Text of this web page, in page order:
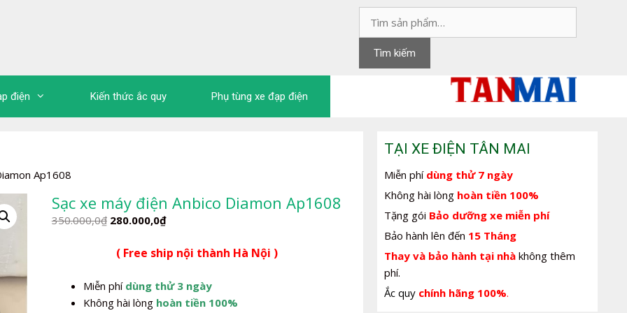
kiếm:
Tìm kiếm
điện Kiến thức ắc quy Phụ tùng xe đạp điện
Ap1608
Sạc xe máy điện Anbico Diamon Ap1608
350.000,0₫ Giá
là:
280.000,0₫Giá
tại
280.000,0₫.
( Free ship nội thành Hà Nội )
Miễn phí dùng thử 3 ngày
Không hài lòng hoàn tiền 100%
TẠI XE ĐIỆN TÂN MAI
Miễn phí dùng thử 7 ngày
Không hài lòng hoàn tiền 100%
Tặng gói Bảo dưỡng xe miễn phí
Bảo hành lên đến 15 Tháng
Thay và bảo hành tại nhà không thêm
phí.
Ắc quy chính hãng 100%.